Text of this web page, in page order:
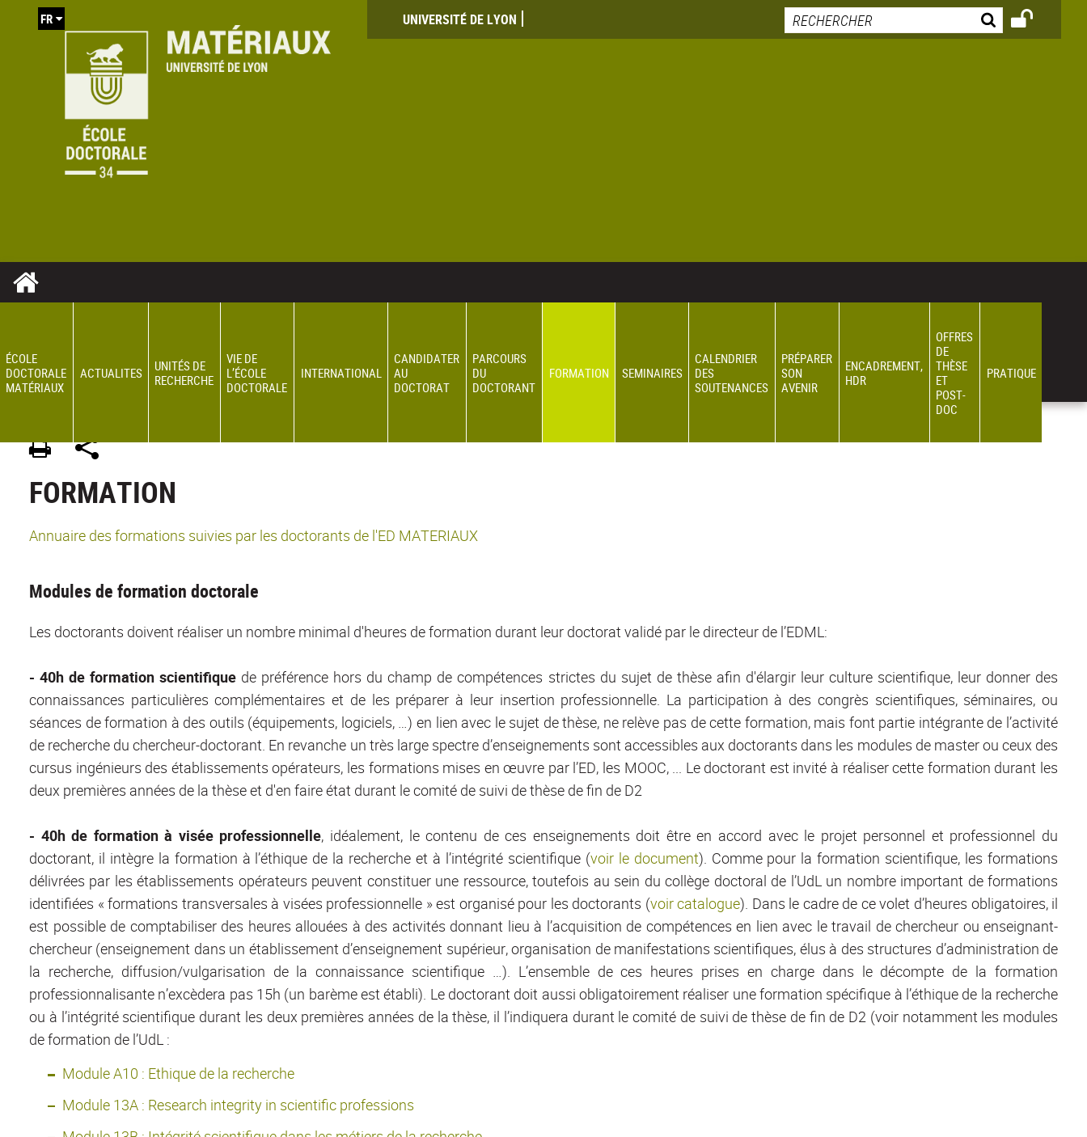
UNIVERSITÉ DE LYON
FR
ÉCOLE
DOCTORALE
MATÉRIAUX
ACTUALITES
UNITÉS DE
RECHERCHE
VIE DE
L’ÉCOLE
DOCTORALE
INTERNATIONAL
CANDIDATER
AU
DOCTORAT
PARCOURS
DU
DOCTORANT
FORMATION SEMINAIRES
CALENDRIER
DES
SOUTENANCES
PRÉPARER
SON
AVENIR
ENCADREMENT,
HDR
OFFRES
DE
THÈSE
ET
POST-
DOC
PRATIQUE
FORMATION
Annuaire des formations suivies par les doctorants de l'ED MATERIAUX
Modules de formation doctorale
Les doctorants doivent réaliser un nombre minimal d'heures de formation durant leur doctorat validé par le directeur de l’EDML:
- 40h de formation scientifique de préférence hors du champ de compétences strictes du sujet de thèse afin d'élargir leur culture scientifique, leur donner des
connaissances particulières complémentaires et de les préparer à leur insertion professionnelle. La participation à des congrès scientifiques, séminaires, ou
séances de formation à des outils (équipements, logiciels, …) en lien avec le sujet de thèse, ne relève pas de cette formation, mais font partie intégrante de l’activité
de recherche du chercheur-doctorant. En revanche un très large spectre d’enseignements sont accessibles aux doctorants dans les modules de master ou ceux des
cursus ingénieurs des établissements opérateurs, les formations mises en œuvre par l’ED, les MOOC, ... Le doctorant est invité à réaliser cette formation durant les
deux premières années de la thèse et d'en faire état durant le comité de suivi de thèse de fin de D2
- 40h de formation à visée professionnelle, idéalement, le contenu de ces enseignements doit être en accord avec le projet personnel et professionnel du
doctorant, il intègre la formation à l’éthique de la recherche et à l’intégrité scientifique (voir le document). Comme pour la formation scientifique, les formations
délivrées par les établissements opérateurs peuvent constituer une ressource, toutefois au sein du collège doctoral de l’UdL un nombre important de formations
identifiées « formations transversales à visées professionnelle » est organisé pour les doctorants (voir catalogue). Dans le cadre de ce volet d’heures obligatoires, il
est possible de comptabiliser des heures allouées à des activités donnant lieu à l’acquisition de compétences en lien avec le travail de chercheur ou enseignant-
chercheur (enseignement dans un établissement d’enseignement supérieur, organisation de manifestations scientifiques, élus à des structures d’administration de
la recherche, diffusion/vulgarisation de la connaissance scientifique …). L’ensemble de ces heures prises en charge dans le décompte de la formation
professionnalisante n’excèdera pas 15h (un barème est établi). Le doctorant doit aussi obligatoirement réaliser une formation spécifique à l’éthique de la recherche
ou à l’intégrité scientifique durant les deux premières années de la thèse, il l’indiquera durant le comité de suivi de thèse de fin de D2 (voir notamment les modules
de formation de l’UdL :
Module A10 : Ethique de la recherche
Module 13A : Research integrity in scientific professions